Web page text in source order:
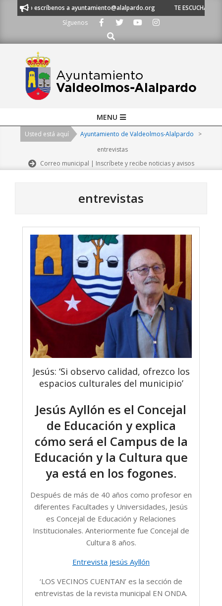
53 o escríbenos a ayuntamiento@alalpardo.org
TE ESCUCHAMOS -
Síguenos
Buscar
Navigation
MENU
Usted está aquí Ayuntamiento de Valdeolmos-Alalpardo
>
entrevistas
Correo municipal | Inscríbete y recibe noticias y avisos
entrevistas
Jesús: ‘Si observo calidad, ofrezco los
espacios culturales del municipio’
Jesús Ayllón es el Concejal
de Educación y explica
cómo será el Campus de la
Educación y la Cultura que
ya está en los fogones.
Después de más de 40 años como profesor en
diferentes Facultades y Universidades, Jesús
es Concejal de Educación y Relaciones
Institucionales. Anteriormente fue Concejal de
Cultura 8 años.
Entrevista Jesús Ayllón
‘LOS VECINOS CUENTAN’ es la sección de
entrevistas de la revista municipal EN ONDA.